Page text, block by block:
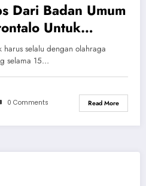
Dari Badan Umum
Untuk
15 Menit
selalu dengan olahraga
selama 15…
0 Comments Read More